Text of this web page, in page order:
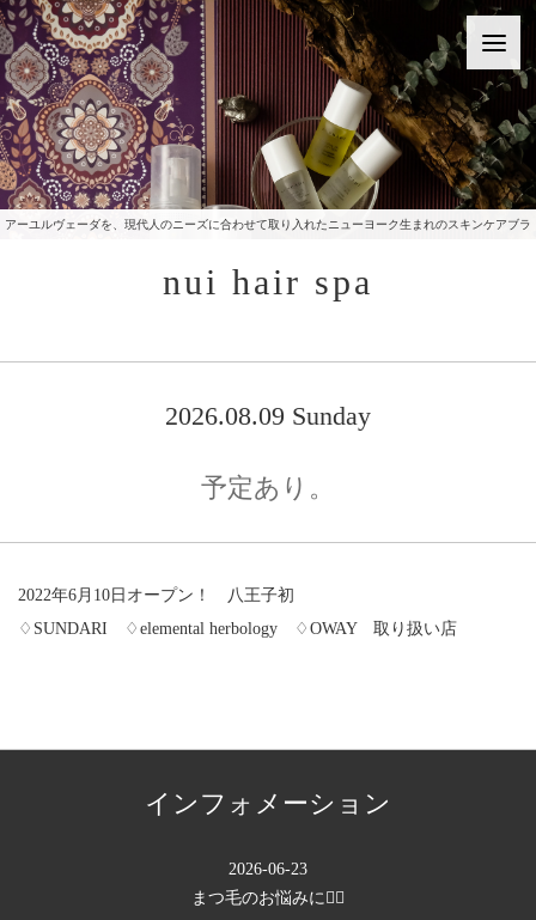
nui hair spa
2026.08.09 Sunday
予定あり。
アーユルヴェーダを、現代人のニーズに合わせて取り入れたニューヨーク生まれのスキンケアブラ
2022年6月10日オープン！ 八王子初
♢SUNDARI ♢elemental herbology ♢OWAY 取り扱い店
インフォメーション
2026-06-23
まつ毛のお悩みに💁‍♀️